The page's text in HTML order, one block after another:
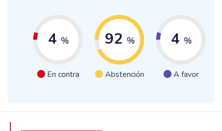
4 %
En contra
92 %
Abstención
4 %
A favor